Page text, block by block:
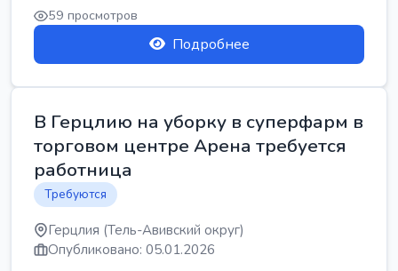
59 просмотров
Подробнее
В Герцлию на уборку в суперфарм в
торговом центре Арена требуется
работница
Требуются
Герцлия (Тель-Авивский округ)
Опубликовано: 05.01.2026